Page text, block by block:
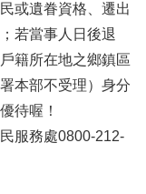
或遺眷資格、遷出
若當事人日後退
籍所在地之鄉鎮區
本部不受理）身分
待喔！
服務處0800-212-